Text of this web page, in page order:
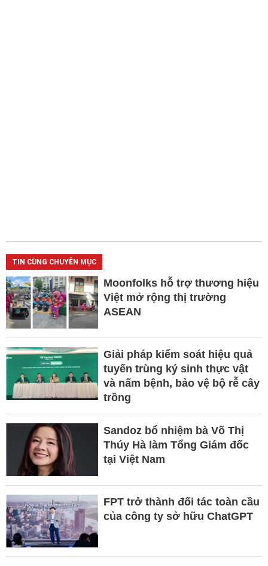
TIN CÙNG CHUYÊN MỤC
Moonfolks hỗ trợ thương hiệu
Việt mở rộng thị trường
ASEAN
Giải pháp kiểm soát hiệu quả
tuyến trùng ký sinh thực vật
và nấm bệnh, bảo vệ bộ rễ cây
trồng
Sandoz bổ nhiệm bà Võ Thị
Thúy Hà làm Tổng Giám đốc
tại Việt Nam
FPT trở thành đối tác toàn cầu
của công ty sở hữu ChatGPT